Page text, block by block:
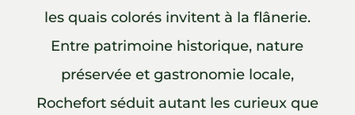
les quais colorés invitent à la flânerie.
Entre patrimoine historique, nature
préservée et gastronomie locale,
Rochefort séduit autant les curieux que